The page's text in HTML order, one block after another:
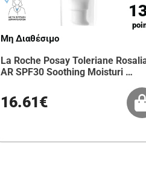
Μη Διαθέσιμο
La Roche Posay Toleriane
AR SPF30 Soothing Moisturi …
16.61€